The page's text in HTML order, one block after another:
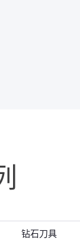
钻石刀具